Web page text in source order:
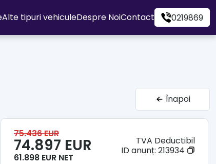
Alte tipuri vehiculeDespre NoiContact 0219869
Înapoi
75.436 EUR
74.897 EUR
61.898 EUR NET
TVA Deductibil
ID anunț: 213934